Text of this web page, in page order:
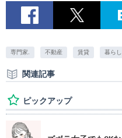
専門家. 不動産 賃貸 暮らし
関連記事
ピックアップ